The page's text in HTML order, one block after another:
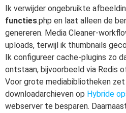
Ik verwijder ongebruikte
functies.php en laat alleen de
genereren. Media Cleaner-
uploads, terwijl ik thumbnails
Ik configureer cache-plugins zo
ontstaan, bijvoorbeeld via Redis
Voor grote mediabibliotheken
downloadarchieven op Hybride
webserver te besparen.